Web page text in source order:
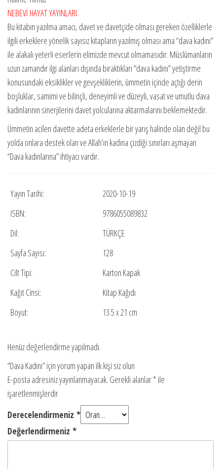
NEBEVİ HAYAT YAYINLARI
Bu kitabın yazılma amacı, davet ve davetçide olması gereken özelliklerle
ilgili erkeklere yönelik sayısız kitapların yazılmış olması ama “dava kadını”
ile alakalı yeterli eserlerin elimizde mevcut olmamasıdır. Müslümanların
uzun zamandır ilgi alanları dışında bıraktıkları “dava kadını” yetiştirme
konusundaki eksiklikler ve gevşekliklerin, ümmetin içinde açtığı derin
boşluklar, samimi ve bilinçli, deneyimli ve düzeyli, vasat ve umutlu dava
kadınlarının sinerjilerini davet yolcularına aktarmalarını beklemektedir.
Ümmetin acilen davette adeta erkeklerle bir yarış halinde olan değil bu
yolda onlara destek olan ve Allah’ın kadına çizdiği sınırları aşmayan
“Dava kadınlarına” ihtiyacı vardır.
Yayın Tarihi:
2020-10-19
ISBN:
9786055089832
Dil:
TÜRKÇE
Sayfa Sayısı:
128
Cilt Tipi:
Karton Kapak
Kağıt Cinsi:
Kitap Kağıdı
Boyut:
13.5 x 21 cm
Henüz değerlendirme yapılmadı.
“Dava Kadını” için yorum yapan ilk kişi siz olun
E-posta adresiniz yayınlanmayacak. Gerekli alanlar* ile
işaretlenmişlerdir
Derecelendirmeniz *
Değerlendirmeniz *